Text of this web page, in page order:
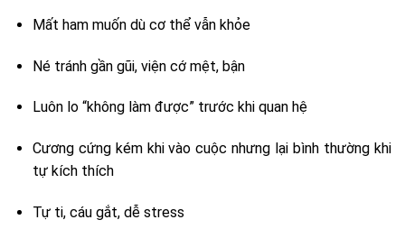
Mất ham muốn dù cơ thể vẫn khỏe
Né tránh gần gũi, viện cớ mệt, bận
Luôn lo “không làm được” trước khi quan hệ
Cương cứng kém khi vào cuộc nhưng lại bình thường khi
tự kích thích
Tự ti, cáu gắt, dễ stress